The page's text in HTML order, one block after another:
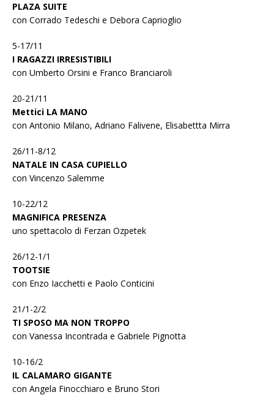
PLAZA SUITE
con Corrado Tedeschi e Debora Caprioglio
5-17/11
I RAGAZZI IRRESISTIBILI
con Umberto Orsini e Franco Branciaroli
20-21/11
Mettici LA MANO
con Antonio Milano, Adriano Falivene, Elisabettta Mirra
26/11-8/12
NATALE IN CASA CUPIELLO
con Vincenzo Salemme
10-22/12
MAGNIFICA PRESENZA
uno spettacolo di Ferzan Ozpetek
26/12-1/1
TOOTSIE
con Enzo Iacchetti e Paolo Conticini
21/1-2/2
TI SPOSO MA NON TROPPO
con Vanessa Incontrada e Gabriele Pignotta
10-16/2
IL CALAMARO GIGANTE
con Angela Finocchiaro e Bruno Stori